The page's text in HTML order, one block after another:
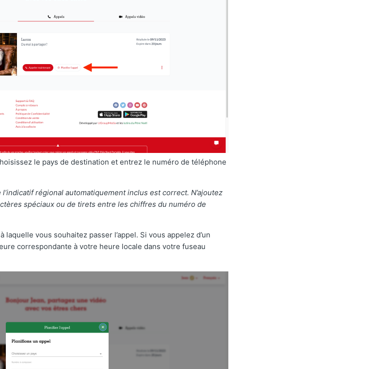
le pays de destination et entrez le numéro de téléphone
régional automatiquement inclus est correct. N’ajoutez
spéciaux ou de tirets entre les chiffres du numéro de
laquelle vous souhaitez passer l’appel. Si vous appelez d’un
correspondante à votre heure locale dans votre fuseau